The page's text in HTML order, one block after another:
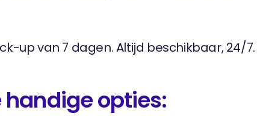
up van 7 dagen. Altijd beschikbaar, 24/7.
handige opties: